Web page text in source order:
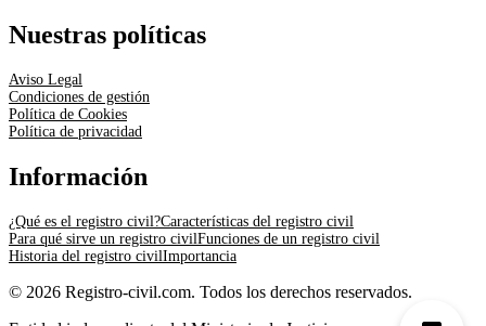
Nuestras políticas
Aviso Legal
Condiciones de gestión
Política de Cookies
Política de privacidad
Información
¿Qué es el registro civil?Características del registro civil
Para qué sirve un registro civilFunciones de un registro civil
Historia del registro civilImportancia
© 2026 Registro-civil.com. Todos los derechos reservados.